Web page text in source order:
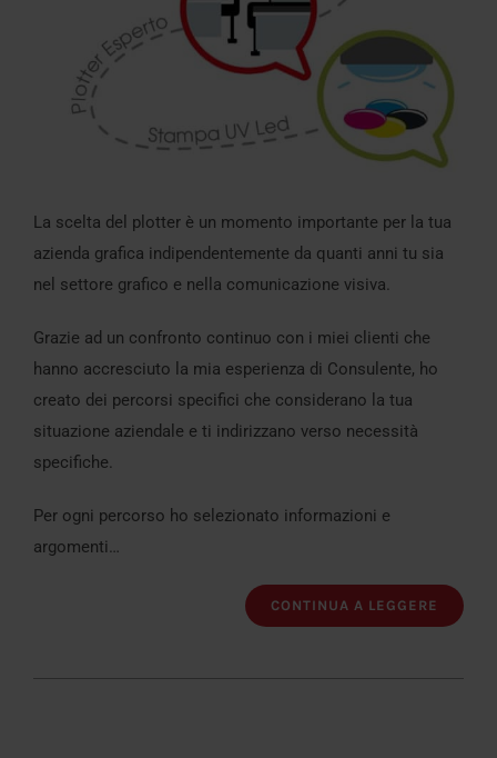
La scelta del plotter è un momento importante per la tua
azienda grafica indipendentemente da quanti anni tu sia
nel settore grafico e nella comunicazione visiva.
Grazie ad un confronto continuo con i miei clienti che
hanno accresciuto la mia esperienza di Consulente, ho
creato dei percorsi specifici che considerano la tua
situazione aziendale e ti indirizzano verso necessità
specifiche.
Per ogni percorso ho selezionato informazioni e
argomenti…
CONTINUA A LEGGERE